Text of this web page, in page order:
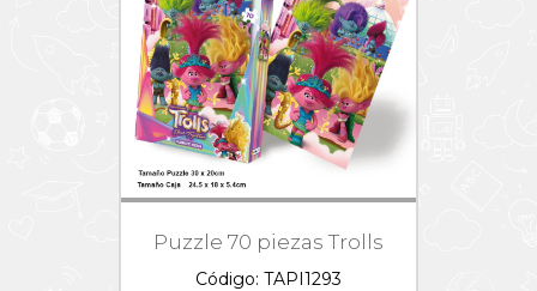
Puzzle 70 piezas Trolls
Código: TAPI1293